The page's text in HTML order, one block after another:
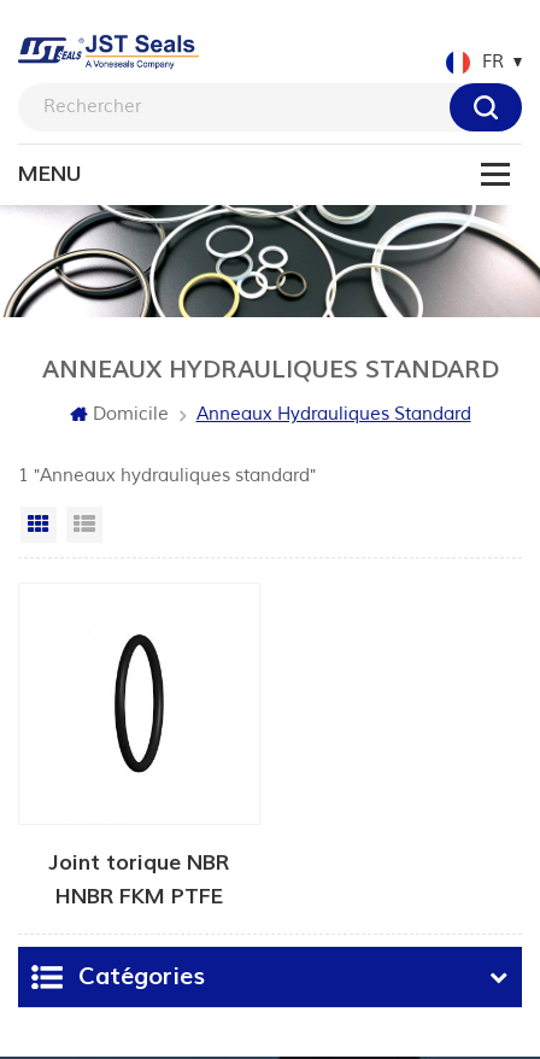
FR
ANNEAUX HYDRAULIQUES STANDARD
Domicile Anneaux Hydrauliques Standard
1 "Anneaux hydrauliques standard"
Grille
Joint torique NBR
HNBR FKM PTFE
Catégories